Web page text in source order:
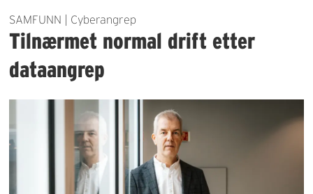
SAMFUNN | Cyberangrep
Tilnærmet normal drift etter
dataangrep